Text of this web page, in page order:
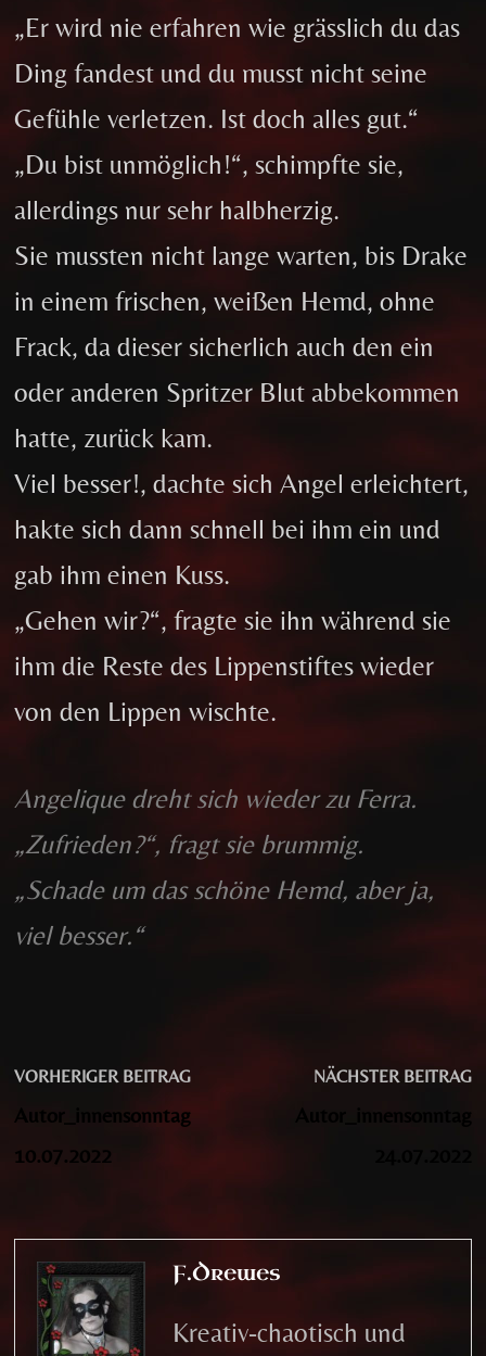
„Er wird nie erfahren wie grässlich du das
Ding fandest und du musst nicht seine
Gefühle verletzen. Ist doch alles gut.“
„Du bist unmöglich!“, schimpfte sie,
allerdings nur sehr halbherzig.
Sie mussten nicht lange warten, bis Drake
in einem frischen, weißen Hemd, ohne
Frack, da dieser sicherlich auch den ein
oder anderen Spritzer Blut abbekommen
hatte, zurück kam.
Viel besser!, dachte sich Angel erleichtert,
hakte sich dann schnell bei ihm ein und
gab ihm einen Kuss.
„Gehen wir?“, fragte sie ihn während sie
ihm die Reste des Lippenstiftes wieder
von den Lippen wischte.
Angelique dreht sich wieder zu Ferra.
„Zufrieden?“, fragt sie brummig.
„Schade um das schöne Hemd, aber ja,
viel besser.“
Beitragsnavigation
VORHERIGER BEITRAGVorheriger
Beitrag:
Autor_innensonntag
10.07.2022
NÄCHSTER BEITRAG
Autor_innensonntag
F.Drewes
Kreativ-chaotisch und